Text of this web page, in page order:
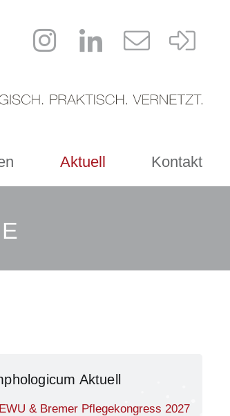
Aktuell Kontakt
Aktuell
& Bremer Pflegekongress 2027